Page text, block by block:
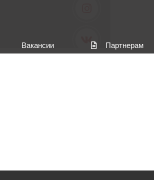
Вакансии Партнерам